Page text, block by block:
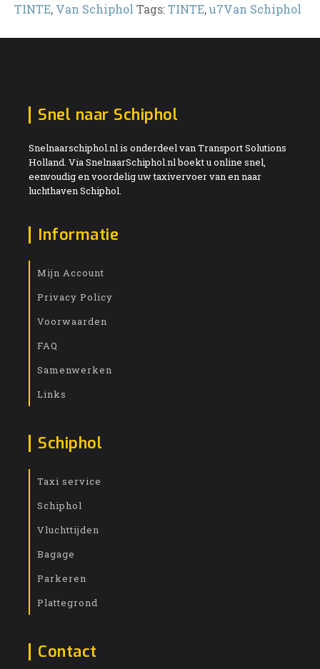
TINTE, Van Schiphol Tags:TINTE,u7Van Schiphol
Snel naar Schiphol
Snelnaarschiphol.nl is onderdeel van Transport Solutions
Holland. Via SnelnaarSchiphol.nl boekt u online snel,
eenvoudig en voordelig uw taxivervoer van en naar
luchthaven Schiphol.
Informatie
Mijn Account
Privacy Policy
Voorwaarden
FAQ
Samenwerken
Links
Schiphol
Taxi service
Schiphol
Vluchttijden
Bagage
Parkeren
Plattegrond
Contact